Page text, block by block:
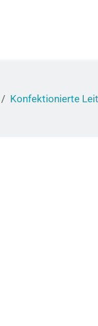
Konfektionierte